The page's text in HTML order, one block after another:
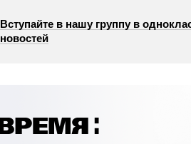
Вступайте в нашу группу в
новостей